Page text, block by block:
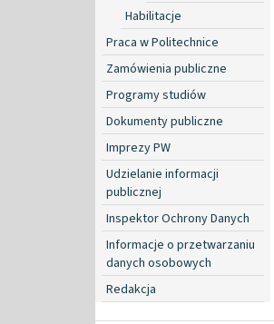
Habilitacje
Praca w Politechnice
Zamówienia publiczne
Programy studiów
Dokumenty publiczne
Imprezy PW
Udzielanie informacji
publicznej
Inspektor Ochrony Danych
Informacje o przetwarzaniu
danych osobowych
Redakcja